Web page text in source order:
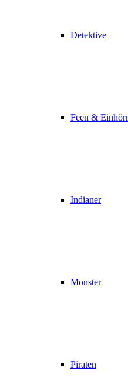
Detektive
Feen &
Indianer
Monster
Piraten